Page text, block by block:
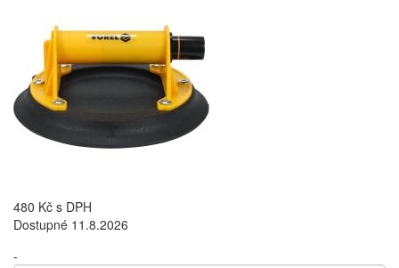
480 Kč s DPH
Dostupné 11.8.2026
-